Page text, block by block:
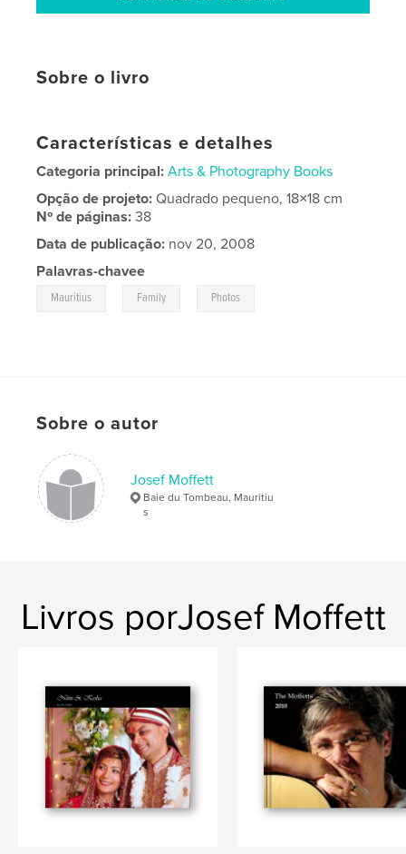
Sobre o livro
Características e detalhes
Categoria principal: Arts & Photography Books
Opção de projeto:Quadrado pequeno, 18×18 cm
Nº de páginas:38
Data de publicação: nov 20, 2008
Palavras-chavee
Mauritius Family Photos
Sobre o autor
Josef Moffett
Baie du Tombeau, Mauritiu
s
Livros porJosef Moffett